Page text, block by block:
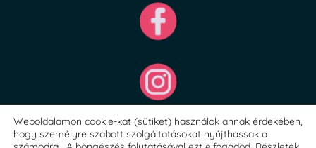
Weboldalamon cookie-kat (sütiket) használok annak érdekében,
hogy személyre szabott szolgáltatásokat nyújthassak a